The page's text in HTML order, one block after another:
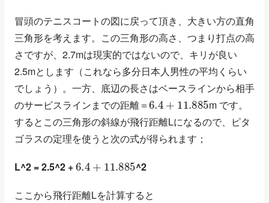
冒頭のテニスコートの図に戻って頂き、大きい方の直角
三角形を考えます。この三角形の高さ、つまり打点の高
さですが、2.7mは現実的ではないので、キリが良い
2.5mとします（これなら多分日本人男性の平均くらい
でしょう）。一方、底辺の長さはベースラインから相手
のサービスラインまでの距離＝
6.4+ 11.885
m です。
するとこの三角形の斜線が飛行距離Lになるので、ピタ
ゴラスの定理を使うと次の式が得られます；
L^2 = 2.5^2 +
11.885
^2
ここから飛行距離Lを計算すると